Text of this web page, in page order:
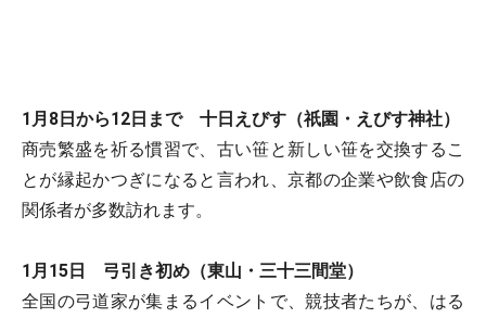
1月8日から12日まで 十日えびす（祇園・えびす神社）
商売繁盛を祈る慣習で、古い笹と新しい笹を交換するこ
とが縁起かつぎになると言われ、京都の企業や飲食店の
関係者が多数訪れます。
1月15日 弓引き初め（東山・三十三間堂）
全国の弓道家が集まるイベントで、競技者たちが、はる